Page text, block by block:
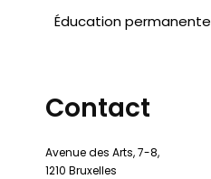
Éducation permanente
Contact
Avenue des Arts, 7-8,
1210 Bruxelles